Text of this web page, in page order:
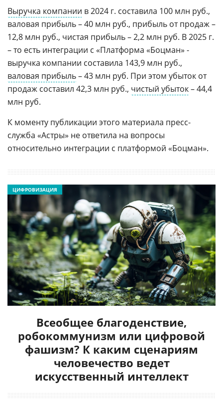
Выручка компании в 2024 г. составила 100 млн руб.,
валовая прибыль – 40 млн руб., прибыль от продаж –
12,8 млн руб., чистая прибыль – 2,2 млн руб. В 2025 г.
– то есть интеграции с «Платформа «Боцман» -
выручка компании составила 143,9 млн руб.,
валовая прибыль– 43 млн руб. При этом убыток от
продаж составил 42,3 млн руб., чистый убыток– 44,4
млн руб.
К моменту публикации этого материала пресс-
служба «Астры» не ответила на вопросы
относительно интеграции с платформой «Боцман».
Всеобщее благоденствие,
робокоммунизм или цифровой
фашизм? К каким сценариям
человечество ведет
искусственный интеллект
ЦИФРОВИЗАЦИЯ